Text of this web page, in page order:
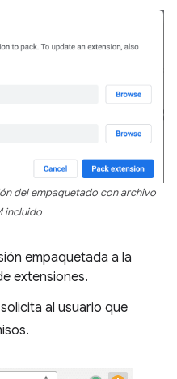
del empaquetado con archivo
incluido
empaquetada a la
extensiones.
al usuario que